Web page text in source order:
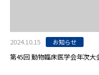
2024.10.15 お知らせ
第45回 動物臨床医学会年次